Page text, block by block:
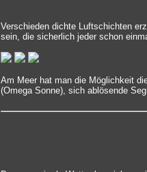
Verschieden dichte Luftschichten
sein, die sicherlich jeder schon
Am Meer hat man die Möglichkeit
(Omega Sonne), sich ablösende